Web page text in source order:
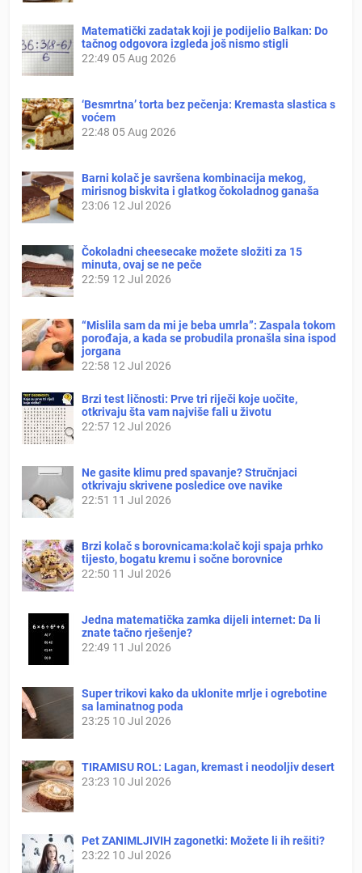
Matematički zadatak koji je podijelio Balkan: Do
tačnog odgovora izgleda još nismo stigli
22:49 05 Aug 2026
‘Besmrtna’ torta bez pečenja: Kremasta slastica s
voćem
22:48 05 Aug 2026
Barni kolač je savršena kombinacija mekog,
mirisnog biskvita i glatkog čokoladnog ganaša
23:06 12 Jul 2026
Čokoladni cheesecake možete složiti za 15
minuta, ovaj se ne peče
22:59 12 Jul 2026
“Mislila sam da mi je beba umrla”: Zaspala tokom
porođaja, a kada se probudila pronašla sina ispod
jorgana
22:58 12 Jul 2026
Brzi test ličnosti: Prve tri riječi koje uočite,
otkrivaju šta vam najviše fali u životu
22:57 12 Jul 2026
Ne gasite klimu pred spavanje? Stručnjaci
otkrivaju skrivene posledice ove navike
22:51 11 Jul 2026
Brzi kolač s borovnicama:kolač koji spaja prhko
tijesto, bogatu kremu i sočne borovnice
22:50 11 Jul 2026
Jedna matematička zamka dijeli internet: Da li
znate tačno rješenje?
22:49 11 Jul 2026
Super trikovi kako da uklonite mrlje i ogrebotine
sa laminatnog poda
23:25 10 Jul 2026
TIRAMISU ROL: Lagan, kremast i neodoljiv desert
23:23 10 Jul 2026
Pet ZANIMLJIVIH zagonetki: Možete li ih rešiti?
23:22 10 Jul 2026